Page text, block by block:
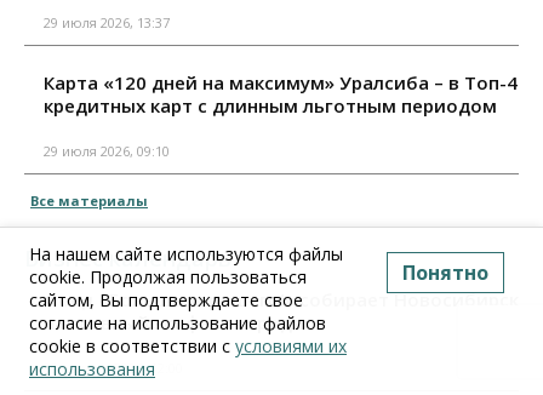
29 июля 2026, 13:37
Карта «120 дней на максимум» Уралсиба – в Топ-4
кредитных карт с длинным льготным периодом
29 июля 2026, 09:10
Все материалы
Бизнес календарь
Фонд «Больше хорошего!» собирает Новосибирск
на главный экофест города
09 августа 2026, 12:00
На нашем сайте используются файлы
cookie. Продолжая пользоваться
сайтом, Вы подтверждаете свое
согласие на использование файлов
cookie в соответствии с условиями их
использования
Понятно